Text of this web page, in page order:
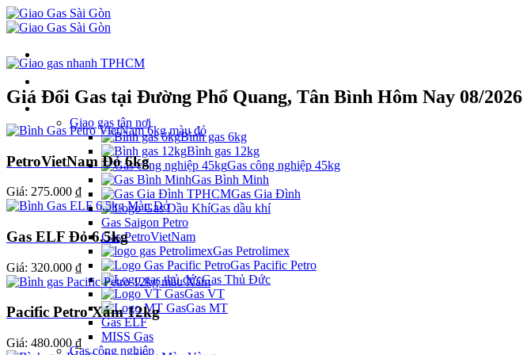
Giao gas tận nơi
Bình gas 6kg
Bình gas 12kg
Gas công nghiệp 45kg
Gas Bình Minh
Gas Gia Đình
Gas dầu khí
Gas Saigon Petro
Gas PetroVietNam
Gas Petrolimex
Gas Pacific Petro
Gas Thủ Đức
Gas VT
Gas MT
Gas ELF
MISS Gas
Gas công nghiệp
Giá Đổi Gas tại Đường Phổ Quang, Tân Bình Hôm Nay 08/2026
PetroVietNam Đỏ 6kg
Giá: 275.000 ₫
Gas ELF Đỏ 6.5kg
Giá: 320.000 ₫
Pacific Petro Xám 12kg
Giá: 480.000 ₫